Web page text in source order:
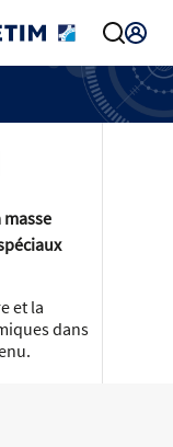
et la
dans